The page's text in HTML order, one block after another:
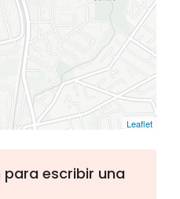
Leaflet
para escribir una